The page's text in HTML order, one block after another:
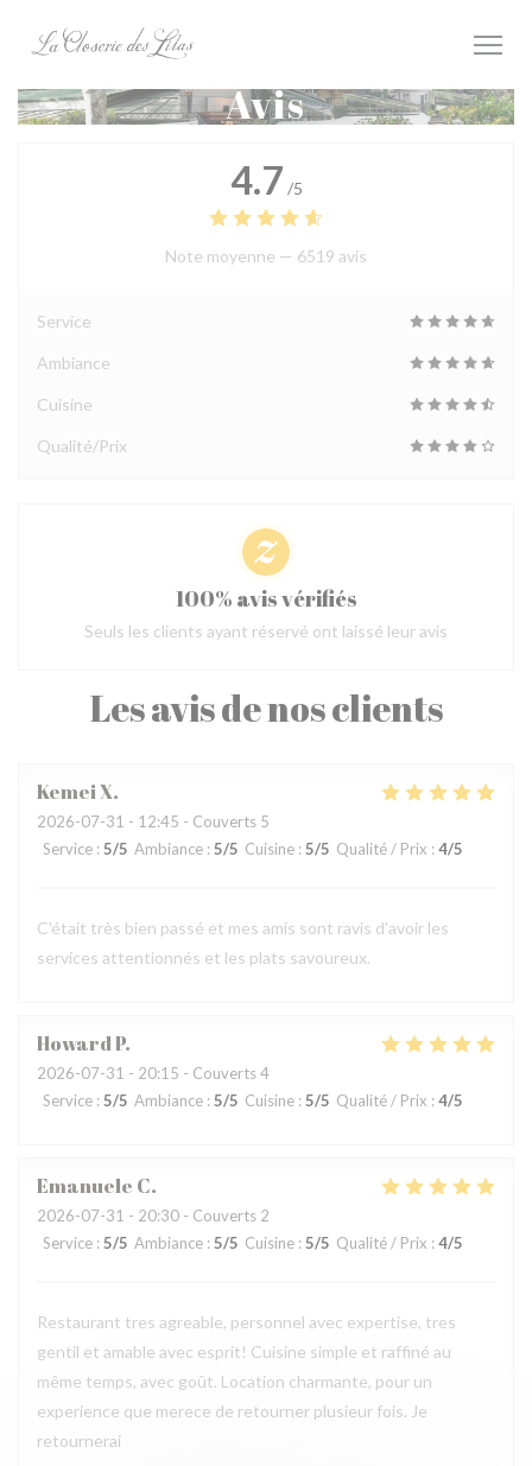
Avis
Les avis de nos clients
KemeiX
2026-07-31 - 12:45 - Couverts 5
Service : 5/5 Ambiance : 5/5 Cuisine : 5/5 Qualité / Prix : 4/5
C'était très bien passé et mes amis sont ravis d'avoir les
services attentionnés et les plats savoureux.
HowardP
2026-07-31 - 20:15 - Couverts 4
Service : 5/5 Ambiance : 5/5 Cuisine : 5/5 Qualité / Prix : 4/5
Emanuele C
2026-07-31 - 20:30 - Couverts 2
Service : 5/5 Ambiance : 5/5 Cuisine : 5/5 Qualité / Prix : 4/5
Restaurant tres agreable, personnel avec expertise, tres
gentil et amable avec esprit! Cuisine simple et raffiné au
même temps, avec goût. Location charmante, pour un
experience que merece de retourner plusieur fois. Je
retournerai
4.7 /5
Note moyenne — 6519 avis
Service
Ambiance
Cuisine
Qualité/Prix
100% avis vérifiés
Seuls les clients ayant réservé ont laissé leur avis